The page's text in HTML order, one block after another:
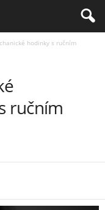
hodinky s ručním
ručním